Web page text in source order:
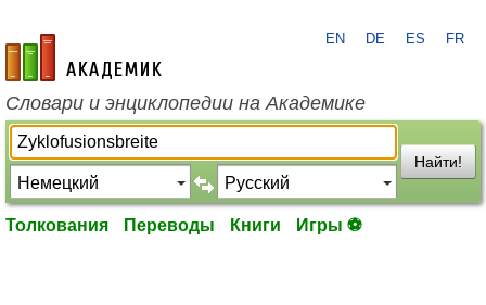
academic.ru
EN DE ES FR
Словари и энциклопедии на Академике
Найти!
Толкования Переводы Книги Игры ⚽